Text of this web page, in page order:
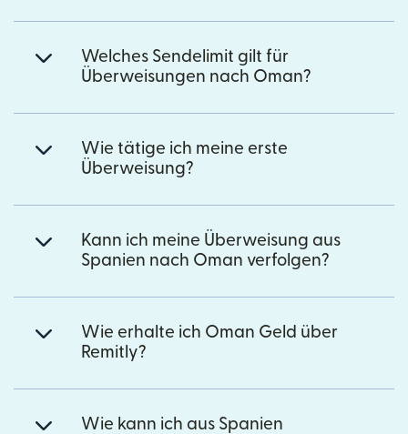
Welches Sendelimit gilt für
Überweisungen nach Oman?
Wie tätige ich meine erste
Überweisung?
Kann ich meine Überweisung aus
Spanien nach Oman verfolgen?
Wie erhalte ich Oman Geld über
Remitly?
Wie kann ich aus Spanien